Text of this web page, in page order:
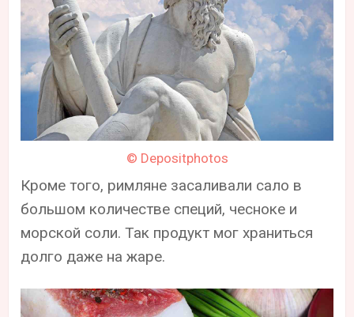
© Depositphotos
Кроме того, римляне засаливали сало в
большом количестве специй, чесноке и
морской соли. Так продукт мог храниться
долго даже на жаре.